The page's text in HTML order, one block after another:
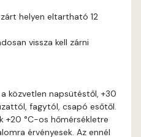
Gecco-green D
Gold-yellow B
helyen eltartható 12
vissza kell zárni
közvetlen napsütéstől, +30
fagytól, csapó esőtől.
+20 °C-os hőmérsékletre
érvényesek. Az ennél